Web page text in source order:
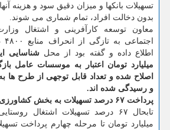
تسهیلات بانکها و میزان دقیق سود و هزینه
بدون دخالت افراد، تمام شماری می شوند.
معاون توسعه کارآفرینی و اشتغال
اطلاع داده و گفته بود از محل
میلیارد تومان اعتبار به موسسات عامل
اصلاح شده و تعداد قابل توجهی از طرح ها
و رسیدگی شده اند.
پرداخت ۶۷ درصد تسهیلات به بخش کشاورزی
میلیارد تومان تا مرحله چهارم پرداخت